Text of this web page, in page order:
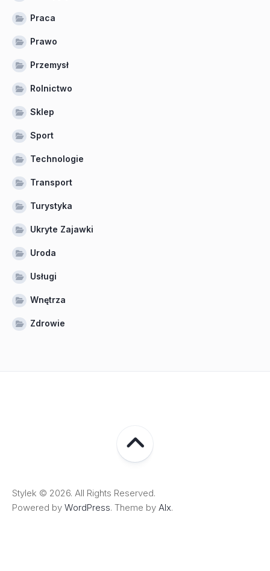
Praca
Prawo
Przemysł
Rolnictwo
Sklep
Sport
Technologie
Transport
Turystyka
Ukryte Zajawki
Uroda
Usługi
Wnętrza
Zdrowie
Stylek © 2026. All Rights Reserved.
Powered by WordPress. Theme by Alx.